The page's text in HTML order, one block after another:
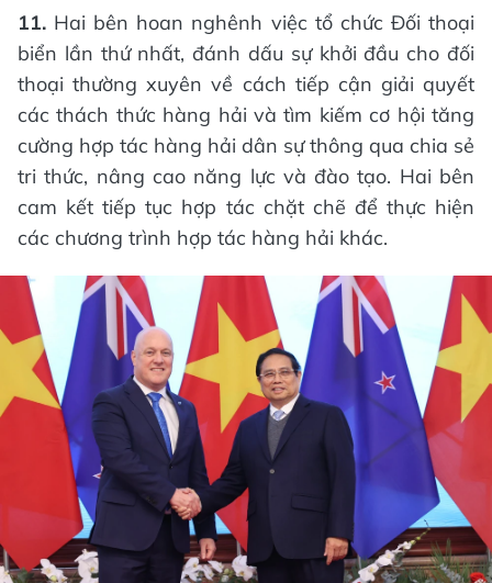
11. Hai bên hoan nghênh việc tổ chức Đối thoại
biển lần thứ nhất, đánh dấu sự khởi đầu cho đối
thoại thường xuyên về cách tiếp cận giải quyết
các thách thức hàng hải và tìm kiếm cơ hội tăng
cường hợp tác hàng hải dân sự thông qua chia sẻ
tri thức, nâng cao năng lực và đào tạo. Hai bên
cam kết tiếp tục hợp tác chặt chẽ để thực hiện
các chương trình hợp tác hàng hải khác.